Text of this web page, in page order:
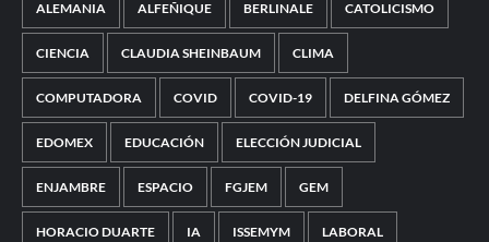
ALEMANIA ALFEÑIQUE BERLINALE CATOLICISMO
CIENCIA CLAUDIA SHEINBAUM CLIMA
COMPUTADORA COVID COVID-19 DELFINA GÓMEZ
EDOMEX EDUCACIÓN ELECCIÓN JUDICIAL
ENJAMBRE ESPACIO FGJEM GEM
HORACIO DUARTE IA ISSEMYM LABORAL